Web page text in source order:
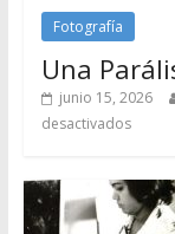
Fotografía
Una
junio 15, 2026
desactivados